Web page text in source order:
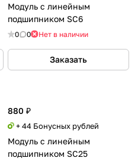
Модуль с линейным
подшипником SC6
0 0 Нет в наличии
Заказать
880 ₽
+ 44 Бонусных рублей
Модуль с линейным
подшипником SC25